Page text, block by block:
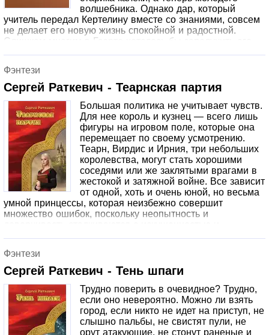
волшебника. Однако дар, который
учитель передал Кертелину вместе со знаниями, совсем
не делает его новую жизнь спокойной и радостной.
Слишком многим в Гаэрте хотелось бы заполучить его
предстоит научиться противостоять врагам, так же как и
находить друзей, готовых поддержать в трудные
времена.
Фэнтези
Сергей Раткевич - Теарнская партия
Большая политика не учитывает чувств.
Для нее король и кузнец — всего лишь
фигуры на игровом поле, которые она
перемещает по своему усмотрению.
Теарн, Вирдис и Ирния, три небольших
королевства, могут стать хорошими
соседями или же заклятыми врагами в
жестокой и затяжной войне. Все зависит
от одной, хоть и очень юной, но весьма
умной принцессы, которая неизбежно совершит
множество ошибок, поскольку неопытность и
Фэнтези
Сергей Раткевич - Тень шпаги
Трудно поверить в очевидное? Трудно,
если оно невероятно. Можно ли взять
город, если никто не идет на приступ, не
слышно пальбы, не свистят пули, не
орут атакующие, не стонут раненые и